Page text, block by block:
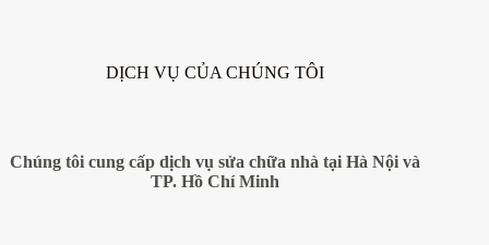
DỊCH VỤ CỦA CHÚNG TÔI
Chúng tôi cung cấp dịch vụ sửa chữa nhà tại Hà Nội và
TP. Hồ Chí Minh